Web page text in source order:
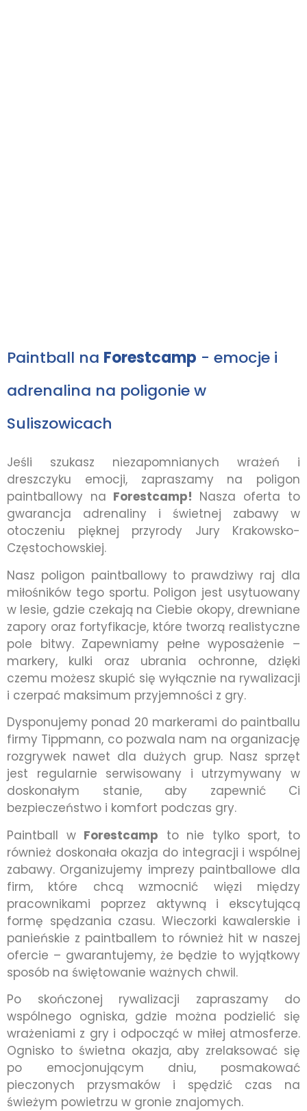
Paintball na Forestcamp - emocje i
adrenalina na poligonie w
Suliszowicach
Jeśli szukasz niezapomnianych wrażeń i
dreszczyku emocji, zapraszamy na poligon
paintballowy na Forestcamp! Nasza oferta to
gwarancja adrenaliny i świetnej zabawy w
otoczeniu pięknej przyrody Jury Krakowsko-
Częstochowskiej.
Nasz poligon paintballowy to prawdziwy raj dla
miłośników tego sportu. Poligon jest usytuowany
w lesie, gdzie czekają na Ciebie okopy, drewniane
zapory oraz fortyfikacje, które tworzą realistyczne
pole bitwy. Zapewniamy pełne wyposażenie –
markery, kulki oraz ubrania ochronne, dzięki
czemu możesz skupić się wyłącznie na rywalizacji
i czerpać maksimum przyjemności z gry.
Dysponujemy ponad 20 markerami do paintballu
firmy Tippmann, co pozwala nam na organizację
rozgrywek nawet dla dużych grup. Nasz sprzęt
jest regularnie serwisowany i utrzymywany w
doskonałym stanie, aby zapewnić Ci
bezpieczeństwo i komfort podczas gry.
Paintball w Forestcamp to nie tylko sport, to
również doskonała okazja do integracji i wspólnej
zabawy. Organizujemy imprezy paintballowe dla
firm, które chcą wzmocnić więzi między
pracownikami poprzez aktywną i ekscytującą
formę spędzania czasu. Wieczorki kawalerskie i
panieńskie z paintballem to również hit w naszej
ofercie – gwarantujemy, że będzie to wyjątkowy
sposób na świętowanie ważnych chwil.
Po skończonej rywalizacji zapraszamy do
wspólnego ogniska, gdzie można podzielić się
wrażeniami z gry i odpocząć w miłej atmosferze.
Ognisko to świetna okazja, aby zrelaksować się
po emocjonującym dniu, posmakować
pieczonych przysmaków i spędzić czas na
świeżym powietrzu w gronie znajomych.